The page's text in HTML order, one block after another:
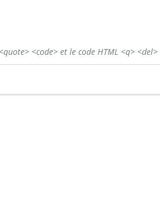
<quote> <code> et le code HTML <q> <del>